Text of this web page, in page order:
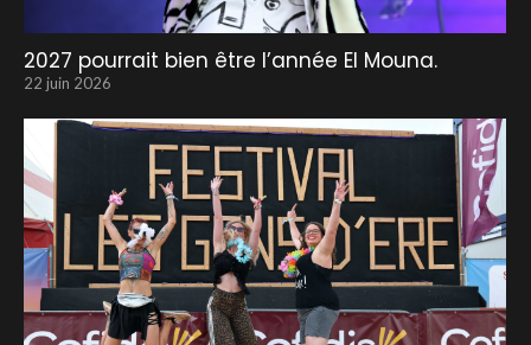
2027 pourrait bien être l’année El Mouna.
22 juin 2026